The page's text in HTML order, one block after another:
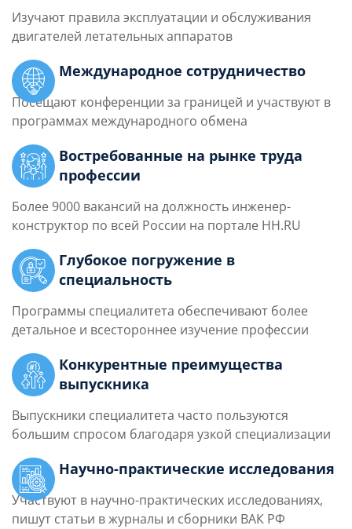
Изучают правила эксплуатации и обслуживания
двигателей летательных аппаратов
Международное сотрудничество
Посещают конференции за границей и участвуют в
программах международного обмена
Востребованные на рынке труда
профессии
Более 9000 вакансий на должность инженер-
конструктор по всей России на портале HH.RU
Глубокое погружение в
специальность
Программы специалитета обеспечивают более
детальное и всестороннее изучение профессии
Конкурентные преимущества
выпускника
Выпускники специалитета часто пользуются
большим спросом благодаря узкой специализации
Научно-практические исследования
Участвуют в научно-практических исследованиях,
пишут статьи в журналы и сборники ВАК РФ